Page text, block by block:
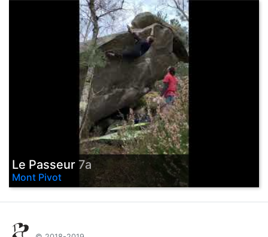
Le Passeur 7a
Mont Pivot